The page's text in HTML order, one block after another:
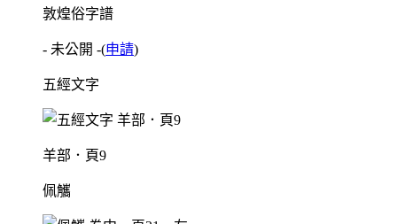
敦煌俗字譜
- 未公開 -(申請)
五經文字
羊部．頁9
佩觿